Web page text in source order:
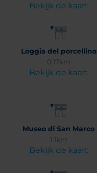
Bekijk de kaart
Loggia del porcellino
0.17km
Bekijk de kaart
Museo di San Marco
1.1km
Bekijk de kaart